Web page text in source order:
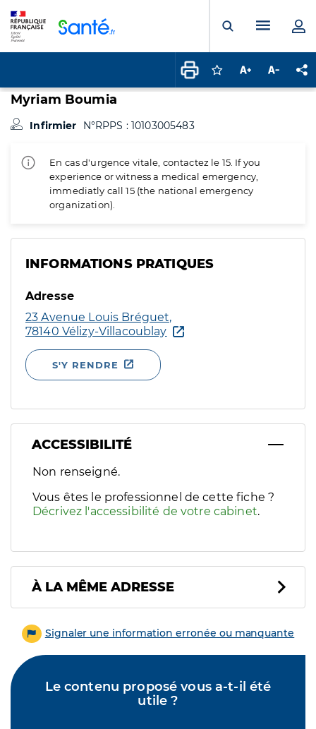
Ouvrir laMenu
Connectez-vous
Augmenter la
Myriam Boumia
Infirmier N°RPPS : 10103005483
En cas d'urgence vitale, contactez le 15. If you
experience or witness a medical emergency,
immediatly call 15 (the national emergency
organization).
INFORMATIONS PRATIQUES
Adresse
23 Avenue Louis Bréguet,
78140 Vélizy-Villacoublay
S'Y RENDRE
ACCESSIBILITÉ
Filtres
Sélectionnez un ou plusieurs handicaps/besoins
Non renseigné.
Vous êtes le professionnel de cette fiche ?
Décrivez l'accessibilité de votre cabinet.
À LA MÊME ADRESSE
Signaler une information erronée ou manquante
Le contenu proposé vous a-t-il été
utile ?